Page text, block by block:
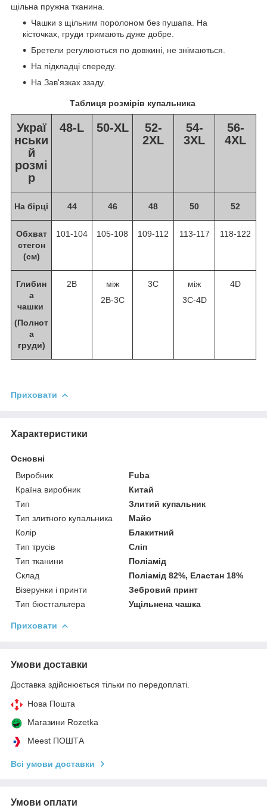
щільна пружна тканина.
Чашки з щільним поролоном без пушапа. На
кісточках, груди тримають дуже добре.
Бретели регулюються по довжині, не знімаються.
На підкладці спереду.
На Зав'язках ззаду.
Таблиця розмірів купальника
Украї
нськи
й
розмі
р
48-L 50-XL
52-
2XL
54-
3XL
56-
4XL
На бірці 44 46 48 50 52
Обхват
стегон
(см)
101-104 105-108 109-112 113-117 118-122
Глибин
а
чашки
(Полнот
а
груди)
2B
між
2B-3С
3C
між
3С-4D
4D
Приховати
Характеристики
Основні
Виробник
Fuba
Країна виробник
Китай
Тип
Злитий купальник
Тип злитного купальника
Майо
Колір
Блакитний
Тип трусів
Сліп
Тип тканини
Поліамід
Склад
Поліамід 82%, Еластан 18%
Візерунки і принти
Зебровий принт
Тип бюстгальтера
Ущільнена чашка
Приховати
Умови доставки
Доставка здійснюється тільки по передоплаті.
Нова Пошта
Магазини Rozetka
Meest ПОШТА
Всі умови доставки
Умови оплати